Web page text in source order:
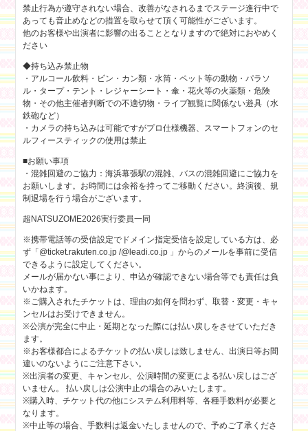
禁止行為が遵守されない場合、改善がなされるまでステージ進行中で
あっても音止めなどの措置を取らせて頂く可能性がございます。
他のお客様や出演者に影響の出ることとなりますので絶対におやめく
ださい
◆持ち込み禁止物
・アルコール飲料・ビン・カン類・水筒・ペット等の動物・パラソ
ル・タープ・テント・レジャーシート・傘・花火等の火薬類・危険
物・その他主催者判断での不適切物・ライブ観覧に関係ない遊具（水
鉄砲など）
・カメラの持ち込みは可能ですがプロ仕様機器、スマートフォンのセ
ルフィースティックの使用は禁止
■お願い事項
・混雑回避のご協力：海浜幕張駅の混雑、バスの混雑回避にご協力を
お願いします。お時間には余裕を持ってご移動ください。終演後、規
制退場を行う場合がございます。
超NATSUZOME2026実行委員一同
※携帯電話等の受信設定でドメイン指定受信を設定している方は、必
ず「@ticket.rakuten.co.jp /@leadi.co.jp 」からのメールを事前に受信
できるように設定してください。
メールが届かない事により、申込が確認できない場合等でも責任は負
いかねます。
※ご購入されたチケットは、理由の如何を問わず、取替・変更・キャ
ンセルはお受けできません。
※公演が完全に中止・延期となった際には払い戻しをさせていただき
ます。
※お客様都合によるチケットの払い戻しは致しません、出演日等お間
違いのないようにご注意下さい。
※出演者の変更、キャンセル、公演時間の変更による払い戻しはござ
いません。 払い戻しは公演中止の場合のみいたします。
※購入時、チケット代の他にシステム利用料等、各種手数料が必要と
なります。
※中止等の場合、手数料は返金いたしませんので、予めご了承くださ